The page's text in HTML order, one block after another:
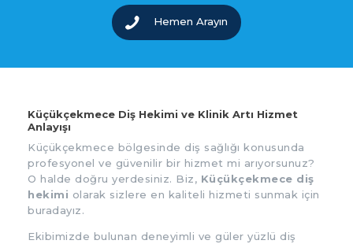
Hemen Arayın
Küçükçekmece Diş Hekimi ve Klinik Artı Hizmet
Anlayışı
Küçükçekmece bölgesinde diş sağlığı konusunda
profesyonel ve güvenilir bir hizmet mi arıyorsunuz?
O halde doğru yerdesiniz. Biz, Küçükçekmece diş
hekimi olarak sizlere en kaliteli hizmeti sunmak için
buradayız.
Ekibimizde bulunan deneyimli ve güler yüzlü diş